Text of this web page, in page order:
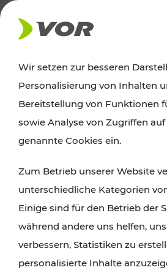
AKTUELLES
News
Alle wichtigen Meldungen zu
finden Sie hier im Überblick.
Wir setzen zur besseren
Personalisierung von Inhalten
Bereitstellung von Funktionen
sowie Analyse von Zugriffen
genannte Cookies ein.
Zum Betrieb unserer Website
unterschiedliche Kategorien
Einige sind für den Betrieb der
während andere uns helfen,
verbessern, Statistiken zu
personalisierte Inhalte